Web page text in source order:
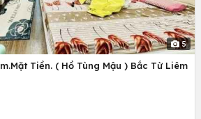
5
Tiền. ( Hồ Tùng Mậu ) Bắc Từ Liêm